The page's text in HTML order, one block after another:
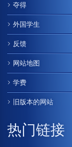
夺得
外国学生
反馈
网站地图
学费
旧版本的网站
热门链接